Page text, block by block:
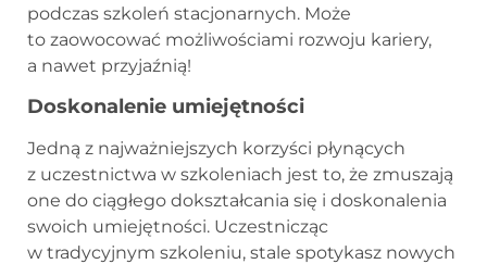
podczas szkoleń stacjonarnych. Może
to zaowocować możliwościami rozwoju kariery,
a nawet przyjaźnią!
Doskonalenie umiejętności
Jedną z najważniejszych korzyści płynących
z uczestnictwa w szkoleniach jest to, że zmuszają
one do ciągłego dokształcania się i doskonalenia
swoich umiejętności. Uczestnicząc
w tradycyjnym szkoleniu, stale spotykasz nowych